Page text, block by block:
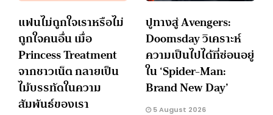
แฟนไม่ถูกใจเราหรือไม่
ถูกใจคนอื่น เมื่อ
Princess Treatment
จากชาวเน็ต กลายเป็น
ไม้บรรทัดในความ
สัมพันธ์ของเรา
ปูทางสู่ Avengers:
Doomsday วิเคราะห์
ความเป็นไปได้ที่ซ่อนอยู่
ใน ‘Spider-Man:
Brand New Day’
5 August 2026